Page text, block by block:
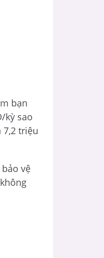
bạn
kỳ sao
7,2 triệu
vệ